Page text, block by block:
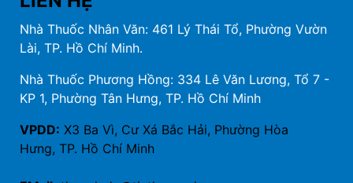
Nhà Thuốc Nhân Văn: 461 Lý Thái Tổ, Phường Vườn
Lài, TP. Hồ Chí Minh.
Nhà Thuốc Phương Hồng: 334 Lê Văn Lương, Tổ 7 -
KP 1, Phường Tân Hưng, TP. Hồ Chí Minh
VPDD: X3 Ba Vì, Cư Xá Bắc Hải, Phường Hòa
Hưng, TP. Hồ Chí Minh